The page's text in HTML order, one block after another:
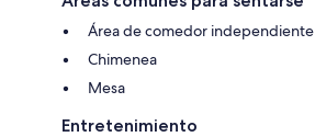
Área de comedor independiente
Chimenea
Mesa
Entretenimiento